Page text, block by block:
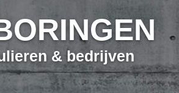
& bedrijven